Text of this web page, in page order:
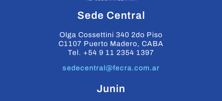
Sede Central
Olga Cossettini 340 2do Piso
C1107 Puerto Madero, CABA
Tel. +54 9 11 2354 1397
sedecentral@fecra.com.ar
Junin